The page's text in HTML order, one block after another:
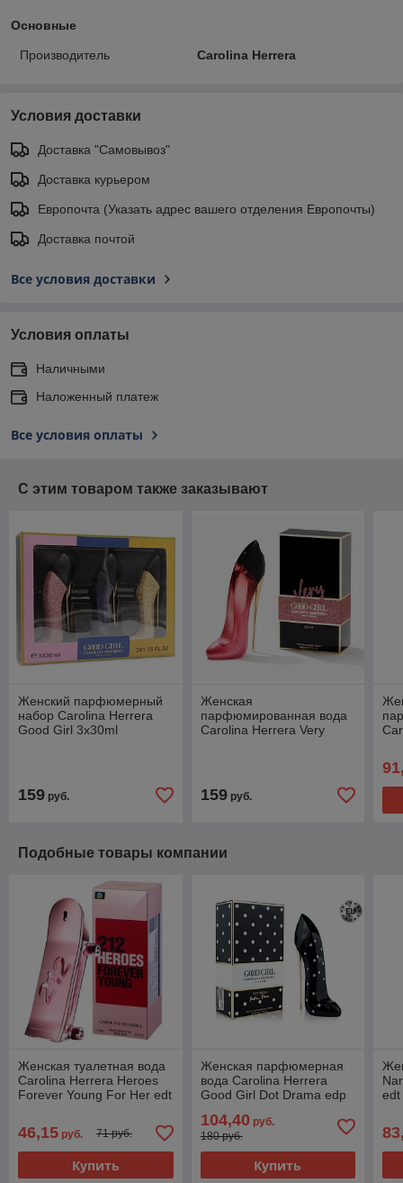
Основные
Производитель Carolina Herrera
Условия доставки
Доставка "Самовывоз"
Доставка курьером
Европочта (Указать адрес вашего отделения Европочты)
Доставка почтой
Все условия доставки
Условия оплаты
Наличными
Наложенный платеж
Все условия оплаты
С этим товаром также заказывают
Женский парфюмерный
набор Carolina Herrera
Good Girl 3x30ml
159 руб.
Женская
парфюмированная вода
Carolina Herrera Very
159руб.
Подобные товары компании
Женская туалетная вода
Carolina Herrera Heroes
Forever Young For Her edt
46,15 руб. 71 руб.
Купить
Женская парфюмерная
вода Carolina Herrera
Good Girl Dot Drama edp
104,40 руб.
180 руб.
Купить
edt